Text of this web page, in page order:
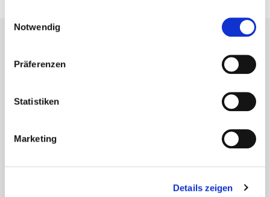
Notwendig
Präferenzen
Statistiken
Marketing
Details zeigen
folletos!